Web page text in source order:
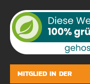
MITGLIED IN DER